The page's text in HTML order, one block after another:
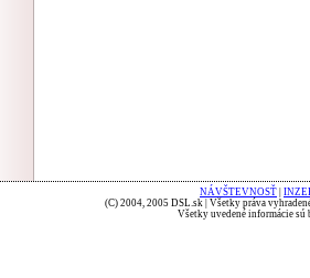
NÁVŠTEVNOSŤ
(C) 2004, 2005 DSL.sk | Všetky práva
Všetky uvedené informácie sú